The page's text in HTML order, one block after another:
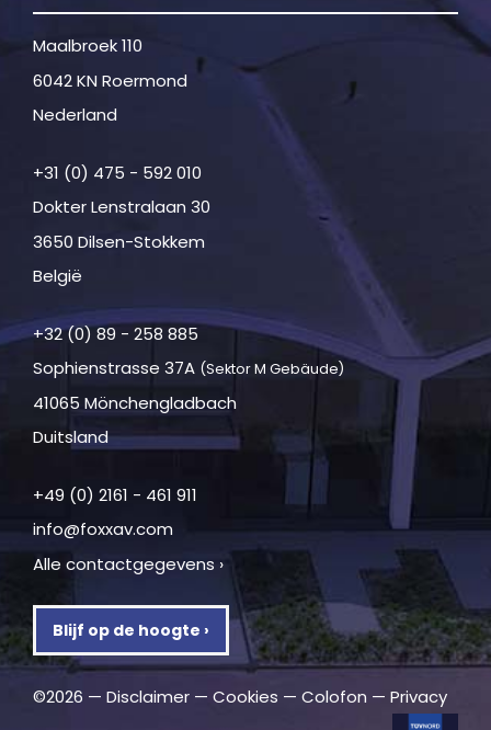
Maalbroek 110
6042 KN Roermond
Nederland
+31 (0) 475 - 592 010
Dokter Lenstralaan 30
3650 Dilsen-Stokkem
België
+32 (0) 89 - 258 885
Sophienstrasse 37A (Sektor M Gebäude)
41065 Mönchengladbach
Duitsland
+49 (0) 2161 - 461 911
info@foxxav.com
Alle contactgegevens ›
Blijf op de hoogte ›
©2026 — Disclaimer — Cookies — Colofon — Privacy